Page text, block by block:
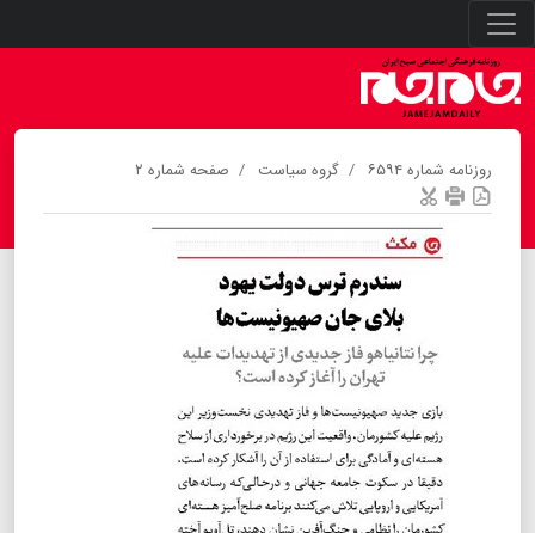
روزنامه شماره ۶۵۹۴ گروه سیاست صفحه شماره ۲